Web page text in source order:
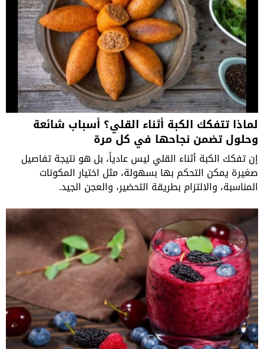
لماذا تتفكك الكبة أثناء القلي؟ أسباب شائعة
وحلول تضمن نجاحها في كل مرة
إن تفكك الكبة أثناء القلي ليس عادياً، بل هو نتيجة تفاصيل
صغيرة يمكن التحكم بها بسهولة، مثل اختيار المكونات
المناسبة، والالتزام بطريقة التحضير، والعجن الجيد.